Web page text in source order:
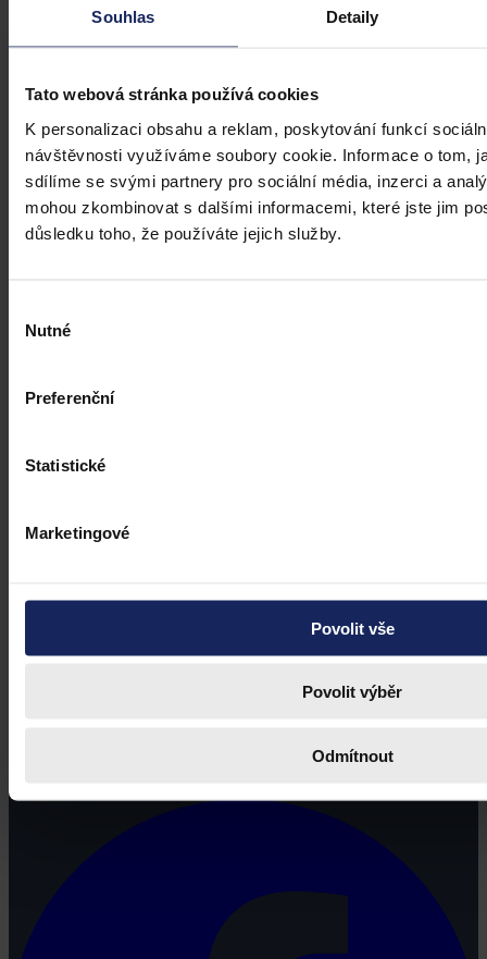
Souhlas Detaily
Tato webová stránka používá cookies
K personalizaci obsahu a reklam, poskytování funkcí
návštěvnosti využíváme soubory cookie. Informace o tom,
sdílíme se svými partnery pro sociální média, inzerci a
mohou zkombinovat s dalšími informacemi, které jste jim
důsledku toho, že používáte jejich služby.
souhlasu
Nutné
Preferenční
Statistické
Marketingové
Povolit vše
Povolit výběr
Odmítnout
veřejném zdravotním pojištění
Dne 1. 7. 2026 své účinnosti nabyla vyhláška, kterou se mění
zákona o veřejném zdravotním pojištění, ve znění pozdějších
publikována pod č. 119/2026 Sb.
Mgr. Martin Glogar • 30. července 2026, 07:27
profesionálové a zástupci právnických profesí, ale všichni, kteří